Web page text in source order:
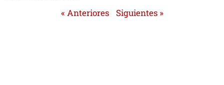
« Anteriores Siguientes »